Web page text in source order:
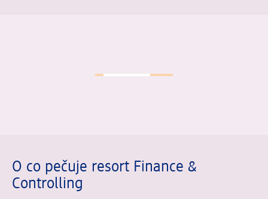
O co pečuje resort Finance &
Controlling